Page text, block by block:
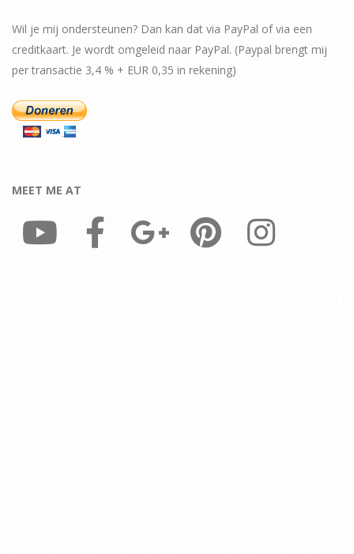
Wil je mij ondersteunen? Dan kan dat via PayPal of via een
creditkaart. Je wordt omgeleid naar PayPal. (Paypal brengt mij
per transactie 3,4 % + EUR 0,35 in rekening)
MEET ME AT